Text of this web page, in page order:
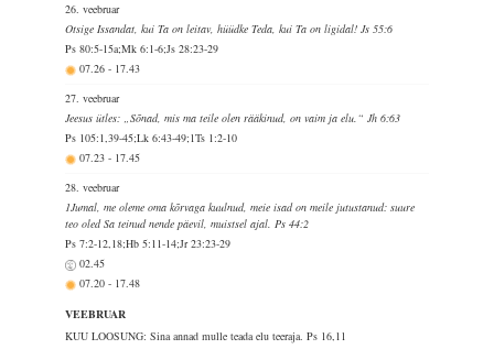
26. veebruar
Otsige Issandat, kui Ta on leitav, hüüdke Teda, kui Ta on ligidal! Js 55:6
Ps 80:5-15a;Mk 6:1-6;Js 28:23-29
07.26- 17.43
27. veebruar
Jeesus ütles: „Sõnad, mis ma teile olen rääkinud, on vaim ja elu.“ Jh 6:63
Ps 105:1,39-45;Lk 6:43-49;1Ts 1:2-10
07.23- 17.45
28. veebruar
1Jumal, me oleme oma kõrvaga kuulnud, meie isad on meile jutustanud: suure
teo oled Sa teinud nende päevil, muistsel ajal. Ps 44:2
Ps 7:2-12,18;Hb 5:11-14;Jr 23:23-29
02.45
07.20- 17.48
VEEBRUAR
KUU LOOSUNG: Sina annad mulle teada elu teeraja.Ps 16,11